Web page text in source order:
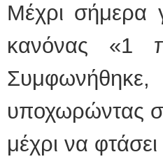
Μέχρι σήμερα
κανόνας «1
υποχωρώντας
μέχρι να